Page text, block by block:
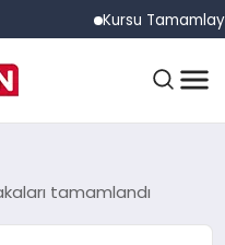
Kursu Tamamlayan
tamamlandı